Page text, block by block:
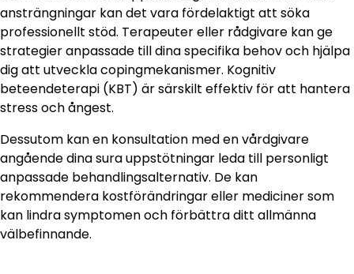
ansträngningar kan det vara fördelaktigt att söka
professionellt stöd. Terapeuter eller rådgivare kan ge
strategier anpassade till dina specifika behov och hjälpa
dig att utveckla copingmekanismer. Kognitiv
beteendeterapi (KBT) är särskilt effektiv för att hantera
stress och ångest.
Dessutom kan en konsultation med en vårdgivare
angående dina sura uppstötningar leda till personligt
anpassade behandlingsalternativ. De kan
rekommendera kostförändringar eller mediciner som
kan lindra symptomen och förbättra ditt allmänna
välbefinnande.